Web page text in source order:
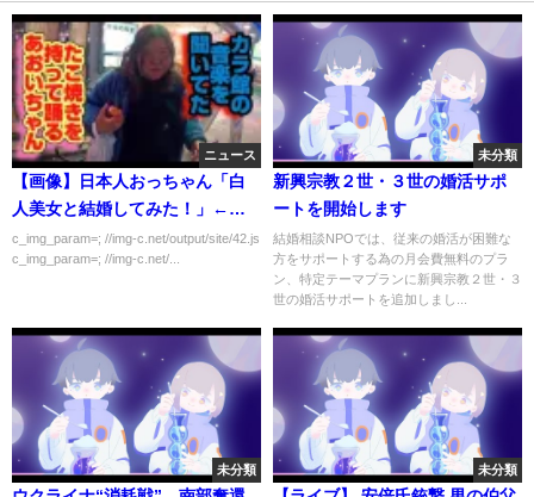
ニュース
【画像】日本人おっちゃん「白
人美女と結婚してみた！」←結
果ｗｗｗｗｗ
c_img_param=; //img-c.net/output/site/42.js
c_img_param=; //img-c.net/...
未分類
新興宗教２世・３世の婚活サポ
ートを開始します
結婚相談NPOでは、従来の婚活が困難な
方をサポートする為の月会費無料のプラ
ン、特定テーマプランに新興宗教２世・３
世の婚活サポートを追加しまし...
未分類 未分類